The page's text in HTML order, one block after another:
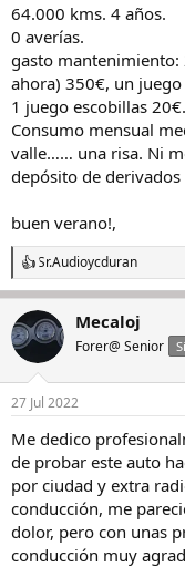
64.000 kms. 4 años.
0 averías.
gasto
ahora) 350€, un
1 juego escobillas 20€.
Consumo mensual
valle…… una risa. Ni
depósito de
buen verano!,
R
e
a
c
c
i
e
:
Sr.Audioycduran
Mecaloj
Forer@ Senior
27 Jul 2022
Me dedico
de probar este auto
por ciudad y extra
conducción, me
dolor, pero con unas
conducción muy